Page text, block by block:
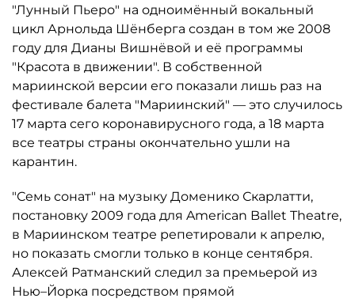
"Лунный Пьеро" на одноимённый вокальный
цикл Арнольда Шёнберга создан в том же 2008
году для Дианы Вишнёвой и её программы
"Красота в движении". В собственной
мариинской версии его показали лишь раз на
фестивале балета "Мариинский" — это случилось
17 марта сего коронавирусного года, а 18 марта
все театры страны окончательно ушли на
карантин.
"Семь сонат" на музыку Доменико Скарлатти,
постановку 2009 года для American Ballet Theatre,
в Мариинском театре репетировали к апрелю,
но показать смогли только в конце сентября.
Алексей Ратманский следил за премьерой из
Нью–Йорка посредством прямой